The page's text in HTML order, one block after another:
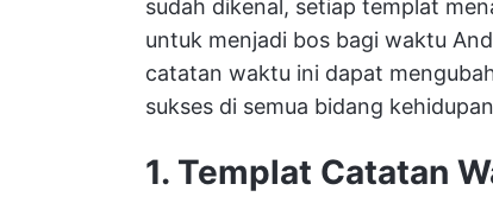
sudah dikenal, setiap templat
untuk menjadi bos bagi waktu
catatan waktu ini dapat
sukses di semua bidang
1. Templat Catatan